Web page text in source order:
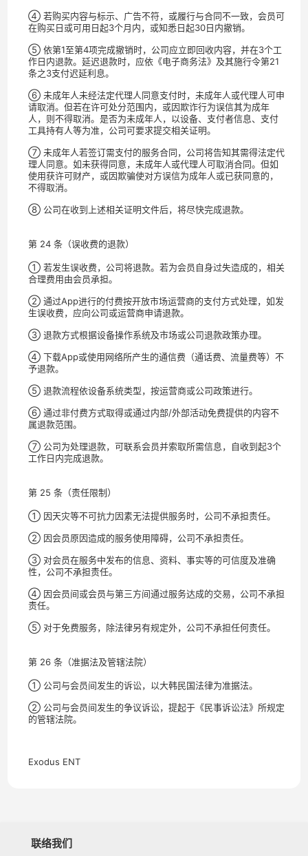
④ 若购买内容与标示、广告不符，或履行与合同不一致，会员可
在购买日或可用日起3个月内，或知悉日起30日内撤销。
⑤ 依第1至第4项完成撤销时，公司应立即回收内容，并在3个工
作日内退款。延迟退款时，应依《电子商务法》及其施行令第21
条之3支付迟延利息。
⑥ 未成年人未经法定代理人同意支付时，未成年人或代理人可申
请取消。但若在许可处分范围内，或因欺诈行为误信其为成年
人，则不得取消。是否为未成年人，以设备、支付者信息、支付
工具持有人等为准，公司可要求提交相关证明。
⑦ 未成年人若签订需支付的服务合同，公司将告知其需得法定代
理人同意。如未获得同意，未成年人或代理人可取消合同。但如
使用获许可财产，或因欺骗使对方误信为成年人或已获同意的，
不得取消。
⑧ 公司在收到上述相关证明文件后，将尽快完成退款。
第 24 条（误收费的退款）
① 若发生误收费，公司将退款。若为会员自身过失造成的，相关
合理费用由会员承担。
② 通过App进行的付费按开放市场运营商的支付方式处理，如发
生误收费，应向公司或运营商申请退款。
③ 退款方式根据设备操作系统及市场或公司退款政策办理。
④ 下载App或使用网络所产生的通信费（通话费、流量费等）不
予退款。
⑤ 退款流程依设备系统类型，按运营商或公司政策进行。
⑥ 通过非付费方式取得或通过内部/外部活动免费提供的内容不
属退款范围。
⑦ 公司为处理退款，可联系会员并索取所需信息，自收到起3个
工作日内完成退款。
第 25 条（责任限制）
① 因天灾等不可抗力因素无法提供服务时，公司不承担责任。
② 因会员原因造成的服务使用障碍，公司不承担责任。
③ 对会员在服务中发布的信息、资料、事实等的可信度及准确
性，公司不承担责任。
④ 因会员间或会员与第三方间通过服务达成的交易，公司不承担
责任。
⑤ 对于免费服务，除法律另有规定外，公司不承担任何责任。
第 26 条（准据法及管辖法院）
① 公司与会员间发生的诉讼，以大韩民国法律为准据法。
② 公司与会员间发生的争议诉讼，提起于《民事诉讼法》所规定
的管辖法院。
Exodus ENT
联络我们